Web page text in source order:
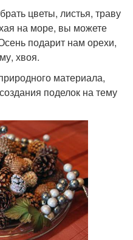
цветы, листья, траву
на море, вы можете
подарит нам орехи,
хвоя.
материала,
поделок на тему